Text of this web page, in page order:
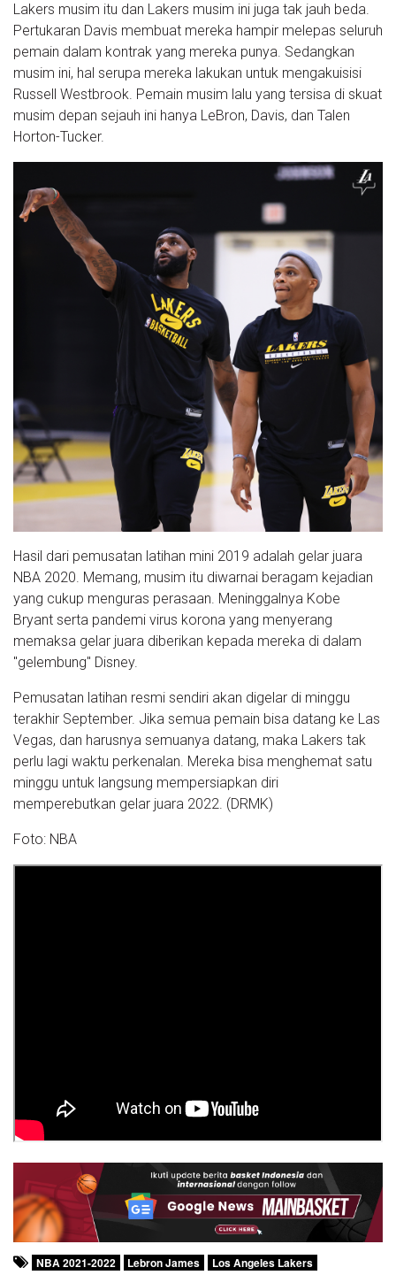
Lakers musim itu dan Lakers musim ini juga tak jauh beda.
Pertukaran Davis membuat mereka hampir melepas seluruh
pemain dalam kontrak yang mereka punya. Sedangkan
musim ini, hal serupa mereka lakukan untuk mengakuisisi
Russell Westbrook. Pemain musim lalu yang tersisa di skuat
musim depan sejauh ini hanya LeBron, Davis, dan Talen
Horton-Tucker.
Hasil dari pemusatan latihan mini 2019 adalah gelar juara
NBA 2020. Memang, musim itu diwarnai beragam kejadian
yang cukup menguras perasaan. Meninggalnya Kobe
Bryant serta pandemi virus korona yang menyerang
memaksa gelar juara diberikan kepada mereka di dalam
"gelembung" Disney.
Pemusatan latihan resmi sendiri akan digelar di minggu
terakhir September. Jika semua pemain bisa datang ke Las
Vegas, dan harusnya semuanya datang, maka Lakers tak
perlu lagi waktu perkenalan. Mereka bisa menghemat satu
minggu untuk langsung mempersiapkan diri
memperebutkan gelar juara 2022. (DRMK)
Foto: NBA
NBA 2021-2022 Lebron James Los Angeles Lakers